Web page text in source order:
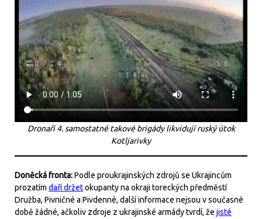
Dronaři 4. samostatné takové brigády likvidují ruský útok
Kotljarivky
Doněcká fronta:Podle proukrajinských zdrojů se Ukrajincům
prozatím daří držetokupanty na okraji toreckých předměstí
Družba, Pivničné a Pivdenné, další informace nejsou v současné
době žádné, ačkoliv zdroje z ukrajinské armády tvrdí, že jisté